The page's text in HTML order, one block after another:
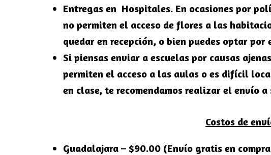
Entregas en Hospitales. En ocasiones por
no permiten el acceso de flores a las
quedar en recepción, o bien puedes optar
Si piensas enviar a escuelas por causas
permiten el acceso a las aulas o es difícil
en clase, te recomendamos realizar el envío
Costos de
Guadalajara – $90.00 (Envío gratis en